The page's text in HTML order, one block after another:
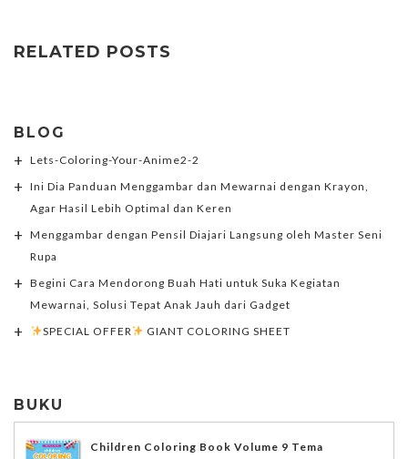
RELATED POSTS
BLOG
Lets-Coloring-Your-Anime2-2
Ini Dia Panduan Menggambar dan Mewarnai dengan Krayon,
Agar Hasil Lebih Optimal dan Keren
Menggambar dengan Pensil Diajari Langsung oleh Master Seni
Rupa
Begini Cara Mendorong Buah Hati untuk Suka Kegiatan
Mewarnai, Solusi Tepat Anak Jauh dari Gadget
SPECIAL OFFER
GIANT COLORING SHEET
BUKU
Children Coloring Book Volume 9 Tema